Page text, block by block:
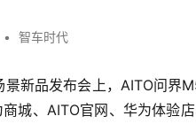
• 智车时代
新品发布会上，AITO问界
城、AITO官网、华为体验